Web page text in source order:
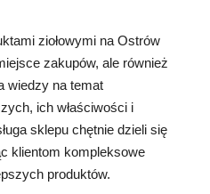
ziołowymi na Ostrów
zakupów, ale również
wiedzy na temat
ich właściwości i
sklepu chętnie dzieli się
klientom kompleksowe
produktów.